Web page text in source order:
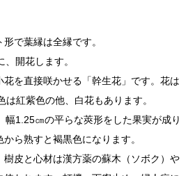
で葉縁は全縁です。
開花します。
を直接咲かせる「幹生花」です。花は
紅紫色の他、白花もあります。
幅1.25㎝の平らな莢形をした果実が成り
ら熟すと褐黒色になります。
皮と心材は漢方薬の蘇木（ソボク）や